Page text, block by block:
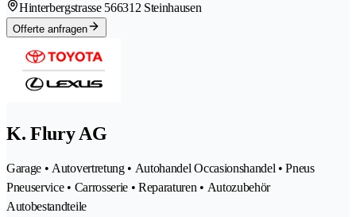
Hinterbergstrasse 566312 Steinhausen
Offerte anfragen
K. Flury AG
Garage • Autovertretung • Autohandel Occasionshandel • Pneus
Pneuservice • Carrosserie • Reparaturen • Autozubehör
Autobestandteile